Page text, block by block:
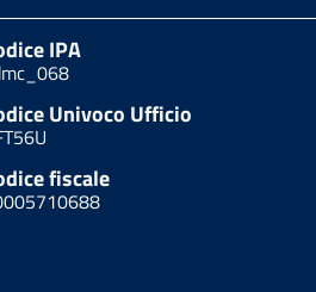
IPA
Univoco Ufficio
fiscale